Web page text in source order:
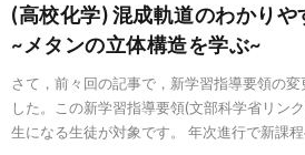
(高校化学) 混成軌道のわかり
~メタンの立体構造を学ぶ~
さて，前々回の記事で，新学習指導要領の
した。この新学習指導要領(文部科学省リン
生になる生徒が対象です。 年次進行で新課